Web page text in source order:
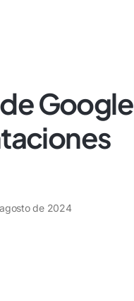
Google
de 2024